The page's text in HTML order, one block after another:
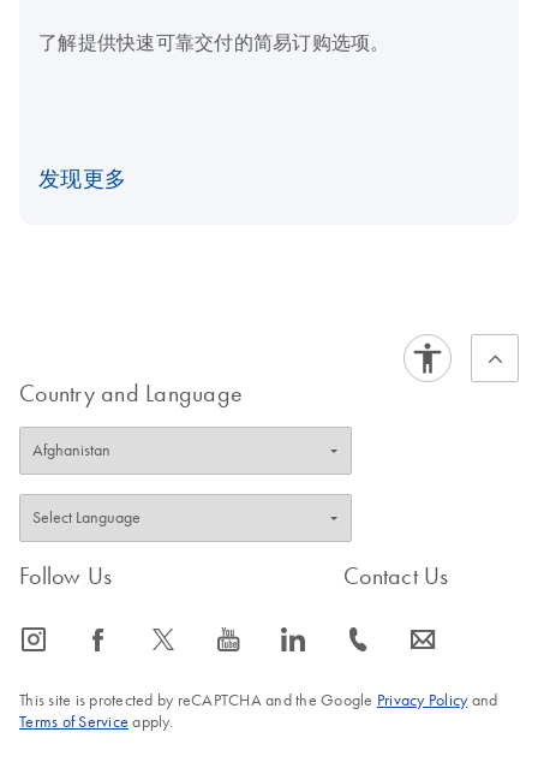
了解提供快速可靠交付的简易订购选项。
发现更多
Country and Language
Follow Us
icon_0065_instagram-s icon_0064_facebook-s icon_0340_cc_gen_x-s icon_0077_youtube-s icon_0066_linkedin-s
Contact Us
icon_0072_phone-s icon_0063_envelope-s
This site is protected by reCAPTCHA and the Google Privacy Policyand
Terms of Service apply.